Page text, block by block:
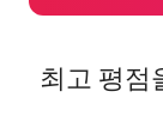
최고 평점